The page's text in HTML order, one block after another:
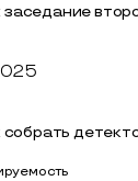
заседание
собрать